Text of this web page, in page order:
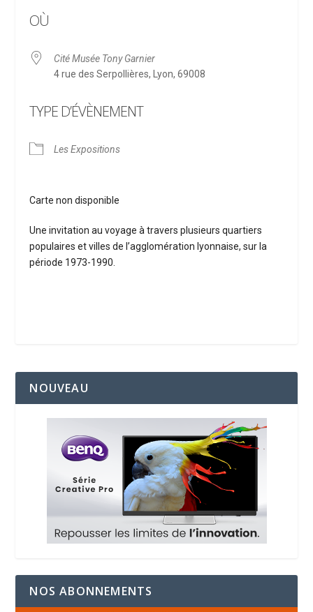
OÙ
Cité Musée Tony Garnier
4 rue des Serpollières, Lyon, 69008
TYPE D’ÉVÈNEMENT
Les Expositions
Carte non disponible
Une invitation au voyage à travers plusieurs quartiers
populaires et villes de l’agglomération lyonnaise, sur la
période 1973-1990.
NOUVEAU
NOS ABONNEMENTS